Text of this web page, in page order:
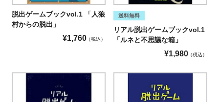
脱出ゲームブックvol.1 「人狼
村からの脱出」
¥1,760 税込
送料無料
リアル脱出ゲームブックvol.1
「ルネと不思議な箱」
¥1,980 税込